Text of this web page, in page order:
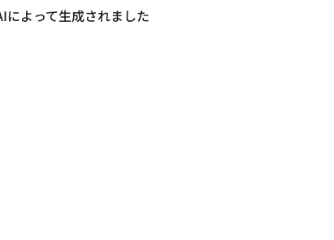
よって生成されました